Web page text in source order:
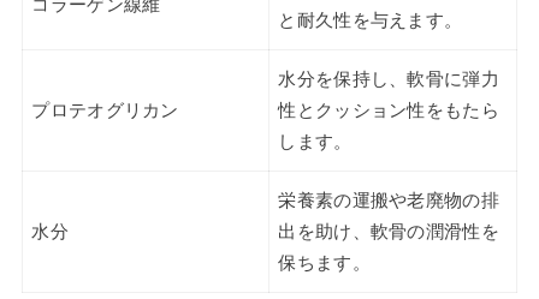
コラーゲン線維
と耐久性を与えます。
プロテオグリカン
水分を保持し、軟骨に弾力
性とクッション性をもたら
します。
水分
栄養素の運搬や老廃物の排
出を助け、軟骨の潤滑性を
保ちます。